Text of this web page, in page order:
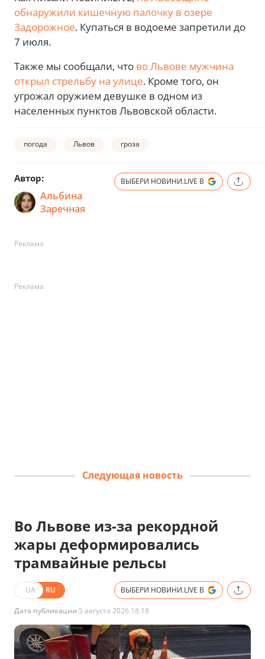
обнаружили кишечную палочку в озере
Задорожное. Купаться в водоеме запретили до
7 июля.
Также мы сообщали, что во Львове мужчина
открыл стрельбу на улице. Кроме того, он
угрожал оружием девушке в одном из
населенных пунктов Львовской области.
погода Львов гроза
Автор:
Альбина
Заречная
ВЫБЕРИ НОВИНИ.LIVE В
Реклама
Реклама
Следующая новость
Во Львове из-за рекордной
жары деформировались
трамвайные рельсы
UA RU ВЫБЕРИ НОВИНИ.LIVE В
Дата публикации 5 августа 2026 18:18